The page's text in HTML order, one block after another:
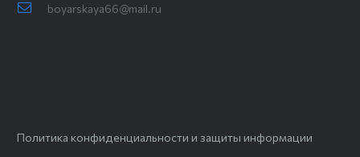
boyarskaya66@mail.ru
Политика конфиденциальности и защиты информации